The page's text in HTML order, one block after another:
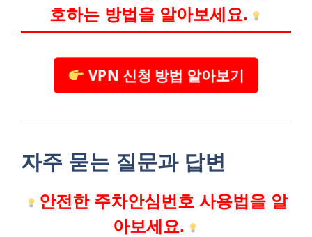
호하는 방법을 알아보세요.
VPN 신청 방법 알아보기
자주 묻는 질문과 답변
안전한 주차안심번호 사용법을 알
아보세요.